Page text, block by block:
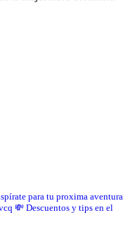
para tu proxima aventura
💸 Descuentos y tips en el